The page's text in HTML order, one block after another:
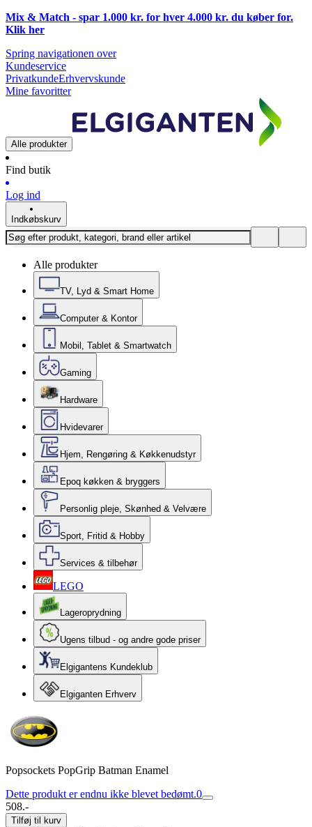
Mix & Match - spar 1.000 kr. for hver 4.000 kr. du køber for.
Klik her
Spring navigationen over
Kundeservice
PrivatkundeErhvervskunde
Mine favoritter
Alle produkter
Find butik
Log ind
Indkøbskurv
Alle produkter
TV, Lyd & Smart Home
Computer & Kontor
Mobil, Tablet & Smartwatch
Gaming
Hardware
Hvidevarer
Hjem, Rengøring & Køkkenudstyr
Epoq køkken & bryggers
Personlig pleje, Skønhed & Velvære
Sport, Fritid & Hobby
Services & tilbehør
LEGO
Lageroprydning
Ugens tilbud - og andre gode priser
Elgigantens Kundeklub
Elgiganten Erhverv
Popsockets PopGrip Batman Enamel
Dette produkt er endnu ikke blevet bedømt.0
508.-
Tilføj til kurv